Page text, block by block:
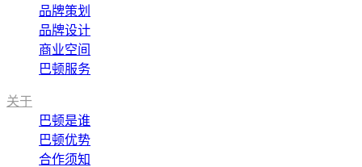
品牌策划
品牌设计
商业空间
巴顿服务
关于
巴顿是谁
巴顿优势
合作须知